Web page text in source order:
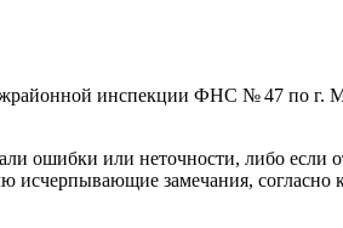
инспекции ФНС № 47 по г.
ошибки или неточности, либо если
исчерпывающие замечания,